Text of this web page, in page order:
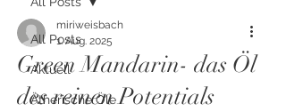
All Posts
Aktuell
Ätherische Öle
Green Mandarin- das Öl
des reinen Potentials
miriweisbach
1. Aug. 2025